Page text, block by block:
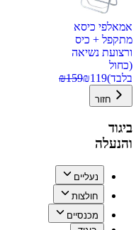
אמאלפי כיסא
מתקפל + כיס
ורצועת נשיאה
(כחול
בלבד)
₪119
₪159
חזור
ביגוד
והנעלה
נעליים
חולצות
מכנסיים